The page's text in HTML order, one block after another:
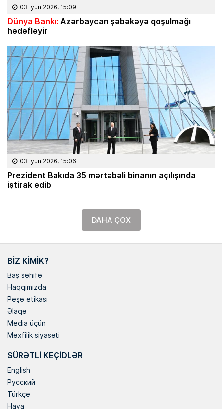
03 İyun 2026, 15:09
Dünya Bankı: Azərbaycan şəbəkəyə qoşulmağı
hədəfləyir
03 İyun 2026, 15:06
Prezident Bakıda 35 mərtəbəli binanın açılışında
iştirak edib
DAHA ÇOX
BIZ KIMIK?
Baş səhifə
Haqqımızda
Peşə etikası
Əlaqə
Media üçün
Məxfilik siyasəti
SÜRƏTLI KEÇIDLƏR
English
Русский
Türkçe
Hava